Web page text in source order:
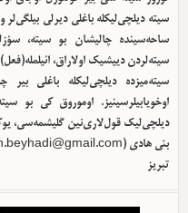
سیته دیلچی‌لیکله باغلی دیرلی
ساحه‌سینده چالیشان بو سیته،
سیته‌لردن دییشیک اولا‌راق، ائیلمله(فعل)
سیته‌میزده دیلچی‌لیکله باغلی
اوخویابیلرسینیز. اوموروق کی بو
دیلچی‌لیک قول‌لاری‌نین گلیشمه‌سی،
بئی هادی (
تبریز